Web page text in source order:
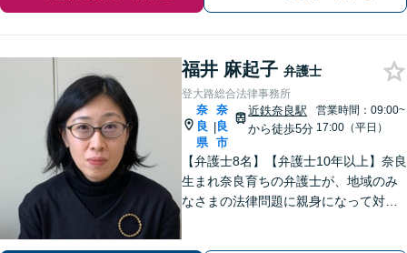
福井 麻起子 弁護士
登大路総合法律事務所
奈
良
県
|
奈
良
市
近鉄奈良駅
から徒歩5分
営業時間：09:00~
17:00（平日）
【弁護士8名】【弁護士10年以上】奈良
生まれ奈良育ちの弁護士が、地域のみ
なさまの法律問題に親身になって対応